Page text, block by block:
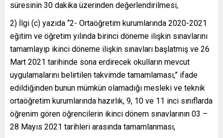
süresinin 30 dakika üzerinden değerlendirilmesi,
2) İlgi (c) yazıda “2- Ortaöğretim kurumlarında 2020-2021
eğitim ve öğretim yılında birinci döneme ilişkin sınavlarını
tamamlayıp ikinci döneme ilişkin sınavları başlatmış ve 26
Mart 2021 tarihinde sona erdirecek okulların mevcut
uygulamalarını belirtilen takvimde tamamlaması,” ifade
edildiğinden bunun mümkün olamadığı mesleki ve teknik
ortaöğretim kurumlarında hazırlık, 9, 10 ve 11 inci sınıflarda
öğrenim gören öğrencilerin ikinci dönem sınavlarının 03 –
28 Mayıs 2021 tarihleri arasında tamamlanması,